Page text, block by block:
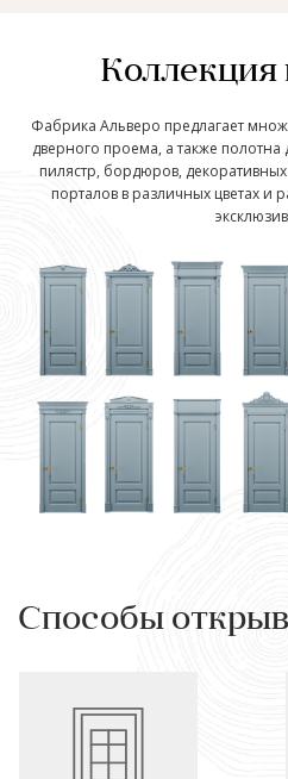
Коллекция
Фабрика Альверо предлагает
дверного проема, а также
пилястр, бордюров,
порталов в различных цветах и
Способы